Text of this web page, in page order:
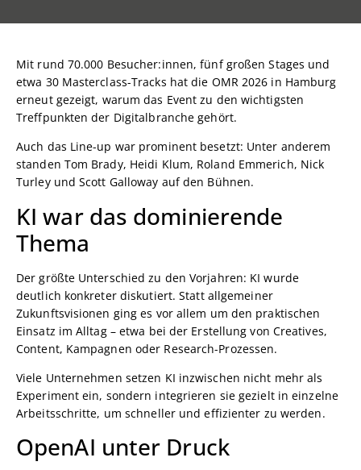
Mit rund 70.000 Besucher:innen, fünf großen Stages und
etwa 30 Masterclass-Tracks hat die OMR 2026 in Hamburg
erneut gezeigt, warum das Event zu den wichtigsten
Treffpunkten der Digitalbranche gehört.
Auch das Line-up war prominent besetzt: Unter anderem
standen Tom Brady, Heidi Klum, Roland Emmerich, Nick
Turley und Scott Galloway auf den Bühnen.
KI war das dominierende
Thema
Der größte Unterschied zu den Vorjahren: KI wurde
deutlich konkreter diskutiert. Statt allgemeiner
Zukunftsvisionen ging es vor allem um den praktischen
Einsatz im Alltag – etwa bei der Erstellung von Creatives,
Content, Kampagnen oder Research-Prozessen.
Viele Unternehmen setzen KI inzwischen nicht mehr als
Experiment ein, sondern integrieren sie gezielt in einzelne
Arbeitsschritte, um schneller und effizienter zu werden.
OpenAI unter Druck